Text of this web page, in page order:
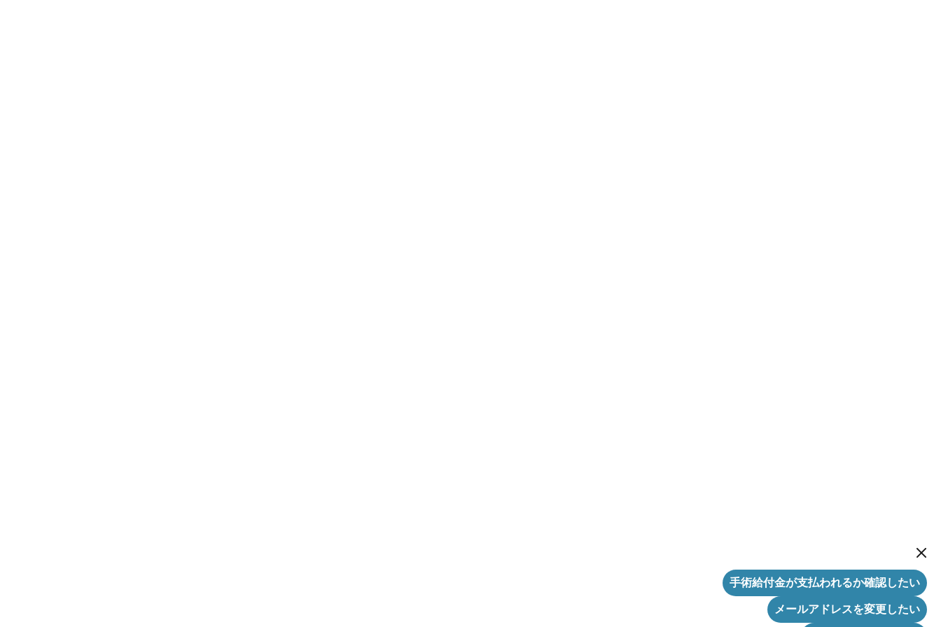
New
手術給付金が支払われるか確認したい
メールアドレスを変更したい